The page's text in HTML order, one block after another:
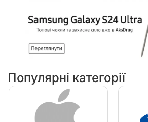
Популярні категорії